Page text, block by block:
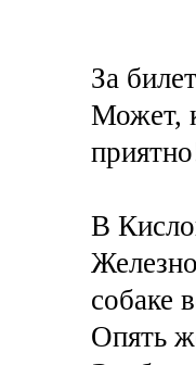
За
Может,
В
собаке
Опять